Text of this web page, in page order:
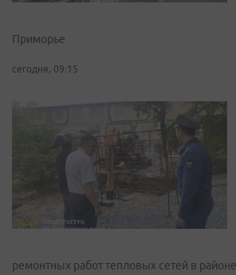
Приморье
сегодня, 09:15
ремонтных работ тепловых сетей в